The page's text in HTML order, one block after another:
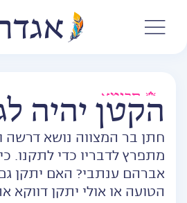
חכימא
הקטן יהיה
חתן בר המצווה נושא דרשה
מתפרץ לדבריו כדי לתקנו.
אברהם ענתבי? האם יתקן
הטועה או אולי יתקן דווקא